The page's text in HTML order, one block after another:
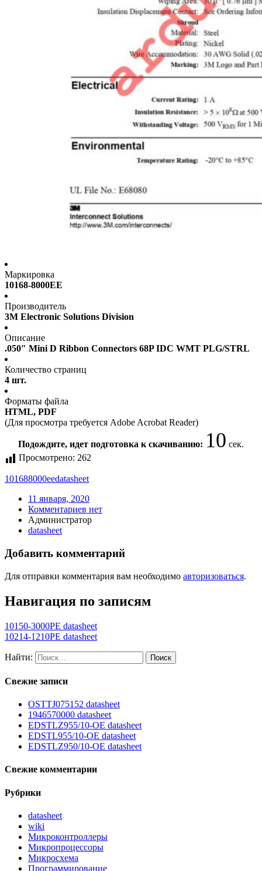
Маркировка
10168-8000EE
Производитель
3M Electronic Solutions Division
Описание
.050″ Mini D Ribbon Connectors 68P IDC WMT PLG/STRL
Количество страниц
4 шт.
Форматы файла
HTML, PDF
(Для просмотра требуется Adobe Acrobat Reader)
Подождите, идет подготовка к скачиванию: 10 сек.
Просмотрено: 262
101688000eedatasheet
11 января, 2020
Комментариев нет
Администратор
datasheet
Добавить комментарий
Для отправки комментария вам необходимо авторизоваться.
Навигация по записям
10150-3000PE datasheet
10214-1210PE datasheet
Найти:
Свежие записи
OSTTJ075152 datasheet
1946570000 datasheet
EDSTLZ955/10-OE datasheet
EDSTL955/10-OE datasheet
EDSTLZ950/10-OE datasheet
Свежие комментарии
Рубрики
datasheet
wiki
Микроконтроллеры
Микропроцессоры
Микросхема
Программирование